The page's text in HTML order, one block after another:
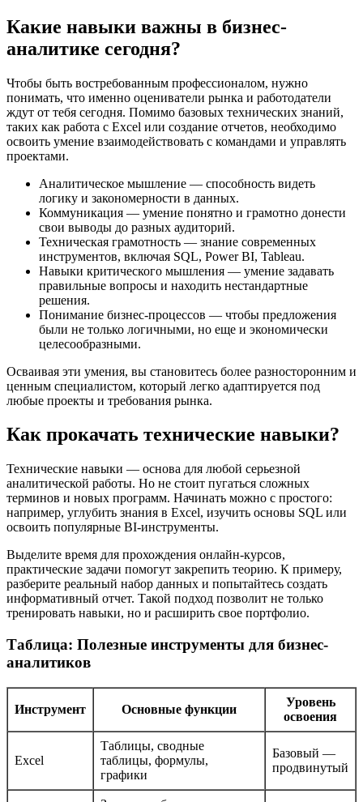
Какие навыки важны в бизнес-
аналитике сегодня?
Чтобы быть востребованным профессионалом, нужно
понимать, что именно оцениватели рынка и работодатели
ждут от тебя сегодня. Помимо базовых технических знаний,
таких как работа с Excel или создание отчетов, необходимо
освоить умение взаимодействовать с командами и управлять
проектами.
Аналитическое мышление — способность видеть
логику и закономерности в данных.
Коммуникация — умение понятно и грамотно донести
свои выводы до разных аудиторий.
Техническая грамотность — знание современных
инструментов, включая SQL, Power BI, Tableau.
Навыки критического мышления — умение задавать
правильные вопросы и находить нестандартные
решения.
Понимание бизнес-процессов — чтобы предложения
были не только логичными, но еще и экономически
целесообразными.
Осваивая эти умения, вы становитесь более разносторонним и
ценным специалистом, который легко адаптируется под
любые проекты и требования рынка.
Как прокачать технические навыки?
Технические навыки — основа для любой серьезной
аналитической работы. Но не стоит пугаться сложных
терминов и новых программ. Начинать можно с простого:
например, углубить знания в Excel, изучить основы SQL или
освоить популярные BI-инструменты.
Выделите время для прохождения онлайн-курсов,
практические задачи помогут закрепить теорию. К примеру,
разберите реальный набор данных и попытайтесь создать
информативный отчет. Такой подход позволит не только
тренировать навыки, но и расширить свое портфолио.
Таблица: Полезные инструменты для бизнес-
аналитиков
Инструмент Основные функции
Уровень
освоения
Excel
Таблицы, сводные
таблицы, формулы,
графики
Базовый —
продвинутый